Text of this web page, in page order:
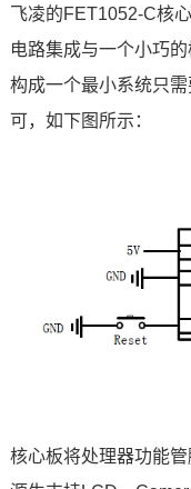
飞凌的FET1052-C核
电路集成与一个小巧
构成一个最小系统只
可，如下图所示：
核心板将处理器功能